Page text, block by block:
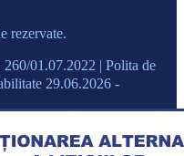
rezervate.
260/01.07.2022 | Polita de
29.06.2026 -